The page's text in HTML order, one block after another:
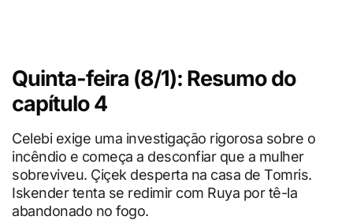
Quinta-feira (8/1): Resumo do
capítulo 4
Celebi exige uma investigação rigorosa sobre o
incêndio e começa a desconfiar que a mulher
sobreviveu. Çiçek desperta na casa de Tomris.
Iskender tenta se redimir com Ruya por tê-la
abandonado no fogo.